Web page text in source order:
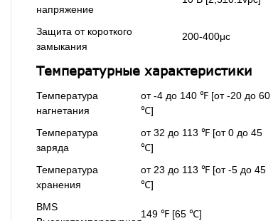
напряжение
Защита от короткого
замыкания
200-400μс
Температурные характеристики
Температура
нагнетания
от -4 до 140 ℉ [от -20 до 60
℃]
Температура
заряда
от 32 до 113 ℉ [от 0 до 45
℃]
Температура
хранения
от 23 до 113 ℉ [от -5 до 45
℃]
BMS
149 ℉ [65 ℃]